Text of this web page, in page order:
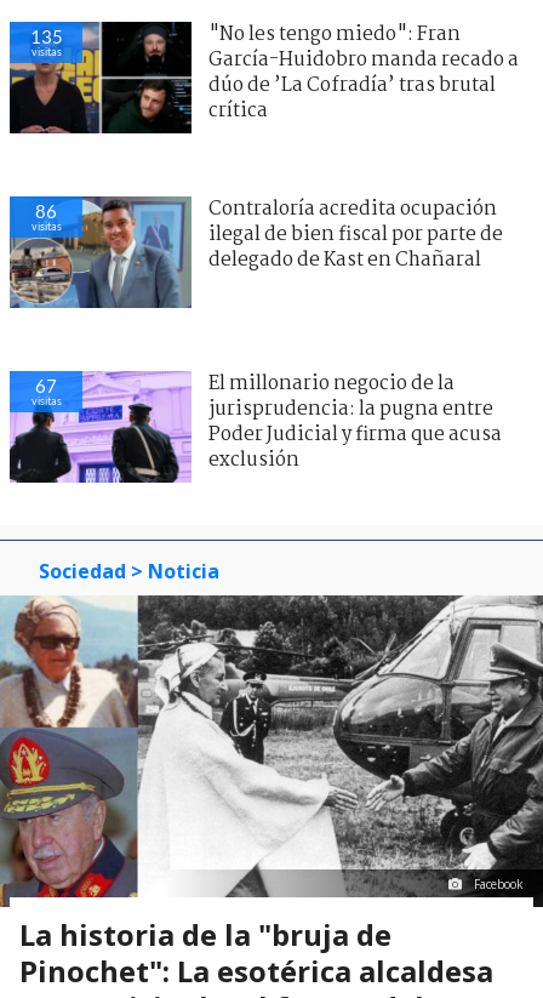
135
visitas
"No les tengo miedo": Fran
García-Huidobro manda recado a
dúo de ’La Cofradía’ tras brutal
crítica
86
visitas
Contraloría acredita ocupación
ilegal de bien fiscal por parte de
delegado de Kast en Chañaral
67
visitas
El millonario negocio de la
jurisprudencia: la pugna entre
Poder Judicial y firma que acusa
exclusión
Sociedad > Noticia
Facebook
La historia de la "bruja de
Pinochet": La esotérica alcaldesa